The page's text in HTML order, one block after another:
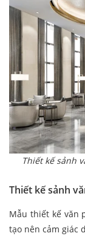
Thiết kế sảnh
Thiết kế sảnh
Mẫu thiết kế văn
tạo nên cảm giác